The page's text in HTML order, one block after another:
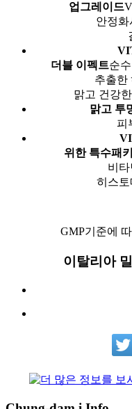
업그레이드
안정
더블 이펙트순
추출한
맑고 건강
맑고 투
피
위한 특수패
비
히스토
GMP기준에
이탈리아